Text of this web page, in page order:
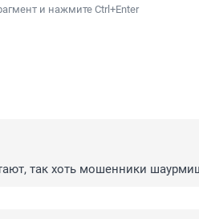
и нажмите Ctrl+Enter
так хоть мошенники